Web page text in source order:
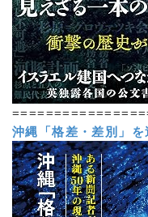
沖縄「格差・差別